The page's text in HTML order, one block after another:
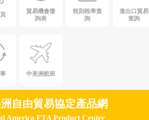
貿易機會徵
詢表
稅則稅率查
詢
進出口貿易
查詢
中美洲航班
自由貿易協定產品網
America FTA Product Center